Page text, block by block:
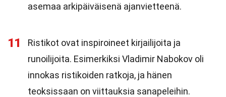
asemaa arkipäiväisenä ajanvietteenä.
11
Ristikot ovat inspiroineet kirjailijoita ja
runoilijoita. Esimerkiksi Vladimir Nabokov oli
innokas ristikoiden ratkoja, ja hänen
teoksissaan on viittauksia sanapeleihin.